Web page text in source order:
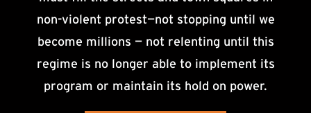
non-violent protest—not stopping until we
become millions — not relenting until this
regime is no longer able to implement its
program or maintain its hold on power.